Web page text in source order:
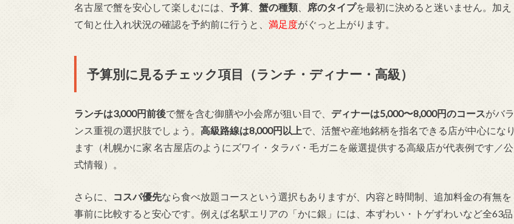
名古屋で蟹を安心して楽しむには、 予算 蟹の種類 席のタイプを最初に決めると迷いません。加え
て旬と仕入れ状況の確認を予約前に行うと、 満足度がぐっと上がります。
予算別に見るチェック項目（ランチ・ディナー・高級）
ランチは3,000円前後で蟹を含む御膳や小会席が狙い目で、 ディナーは5,000〜8,000円のコースがバラ
ンス重視の選択肢でしょう。 高級路線は8,000円以上で、活蟹や産地銘柄を指名できる店が中心になり
ます（札幌かに家 名古屋店のようにズワイ・タラバ・毛ガニを厳選提供する高級店が代表例です／公
式情報）。
さらに、 コスパ優先なら食べ放題コースという選択もありますが、内容と時間制、追加料金の有無を
事前に比較すると安心です。例えば名駅エリアの「かに銀」には、本ずわい・トゲずわいなど全63品